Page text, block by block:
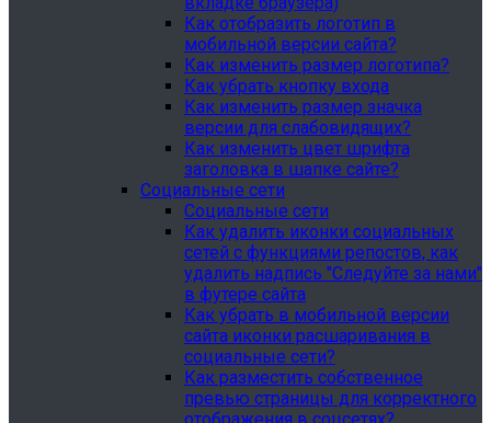
Как отобразить логотип в
мобильной версии сайта?
Как изменить размер логотипа?
Как убрать кнопку входа
Как изменить размер значка
версии для слабовидящих?
Как изменить цвет шрифта
заголовка в шапке сайте?
Социальные сети
Социальные сети
Как удалить иконки социальных
сетей с функциями репостов, как
удалить надпись "Следуйте за нами"
в футере сайта
Как убрать в мобильной версии
сайта иконки расшаривания в
социальные сети?
Как разместить собственное
превью страницы для корректного